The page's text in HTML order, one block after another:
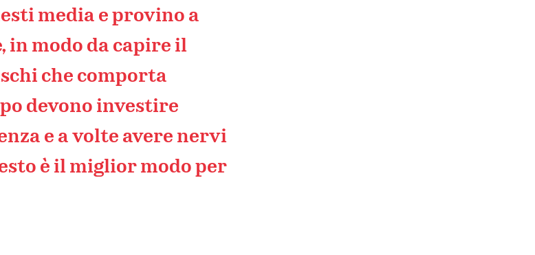
media e provino a
in modo da capire il
che comporta
devono investire
e a volte avere nervi
è il miglior modo per